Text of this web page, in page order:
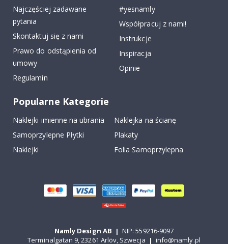
Najczęściej zadawane
pytania
Skontaktuj się z nami
Prawo do odstąpienia od
umowy
Regulamin
#yesnamly
Współpracuj z nami!
Instrukcje
Inspiracja
Opinie
Popularne Kategorie
Naklejki imienne na ubrania
Naklejka na ścianę
Samoprzylepne Płytki
Plakaty
Naklejki
Folia Samoprzylepna
Namly Design AB | NIP: 559216-9097
Terminalgatan 9, 23261 Arlöv, Szwecja | info@namly.pl